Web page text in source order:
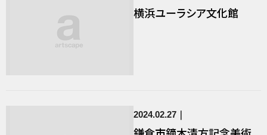
横浜ユーラシア文化館
2024.02.27